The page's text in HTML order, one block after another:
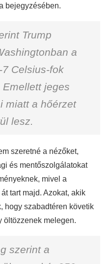
bejegyzésében.
Trump
a
Celsius-fok
jeges
miatt a hőérzet
lesz.
szeretné a nézőket,
és mentőszolgálatokat
mivel a
tart majd. Azokat, akik
hogy szabadtéren követik
öltözzenek melegen.
szerint a